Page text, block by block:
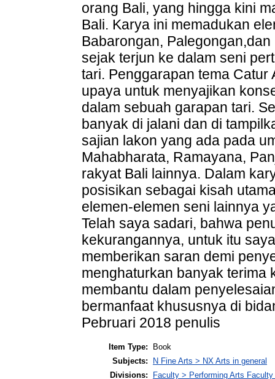
orang Bali, yang hingga kini
Bali. Karya ini memadukan
Babarongan,
sejak terjun ke dalam seni
tari. Penggarapan tema
upaya untuk menyajikan
dalam sebuah garapan tari.
banyak di jalani dan di
sajian lakon yang ada pada
Mahabharata, Ramayana,
rakyat Bali lainnya. Dalam
posisikan sebagai kisah
elemen-elemen seni lainnya
Telah saya sadari, bahwa
kekurangannya, untuk itu
memberikan saran demi
menghaturkan banyak terima
membantu dalam
bermanfaat khususnya di
Pebruari 2018 penulis
Item Type:
Book
Subjects:
N Fine Arts > NX Arts in general
Divisions:
Faculty > Performing Arts